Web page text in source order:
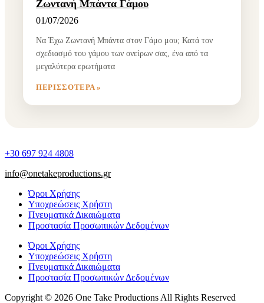
Ζωντανή Μπάντα Γάμου
01/07/2026
Να Έχω Ζωντανή Μπάντα στον Γάμο μου; Κατά τον
σχεδιασμό του γάμου των ονείρων σας, ένα από τα
μεγαλύτερα ερωτήματα
ΠΕΡΙΣΣΌΤΕΡΑ »
+30 697 924 4808
info@onetakeproductions.gr
Όροι Χρήσης
Υποχρεώσεις Χρήστη
Πνευματικά Δικαιώματα
Προστασία Προσωπικών Δεδομένων
Όροι Χρήσης
Υποχρεώσεις Χρήστη
Πνευματικά Δικαιώματα
Προστασία Προσωπικών Δεδομένων
Copyright © 2026 One Take Productions All Rights Reserved